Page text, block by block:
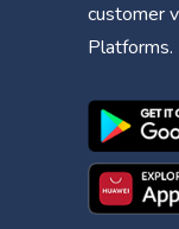
customer
Platforms.